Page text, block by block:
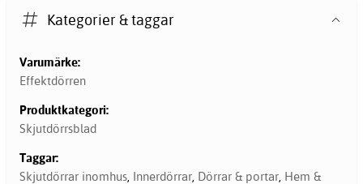
Kategorier & taggar
Varumärke:
Effektdörren
Produktkategori:
Skjutdörrsblad
Taggar:
Skjutdörrar inomhus, Innerdörrar, Dörrar & portar, Hem &